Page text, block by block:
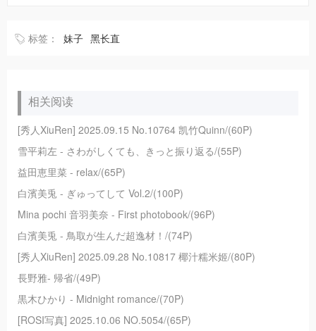
标签： 妹子 黑长直
相关阅读
[秀人XiuRen] 2025.09.15 No.10764 凯竹Quinn/(60P)
雪平莉左 - さわがしくても、きっと振り返る/(55P)
益田恵里菜 - relax/(65P)
白濱美兎 - ぎゅってして Vol.2/(100P)
Mina pochi 音羽美奈 - First photobook/(96P)
白濱美兎 - 鳥取が生んだ超逸材！/(74P)
[秀人XiuRen] 2025.09.28 No.10817 椰汁糯米姬/(80P)
長野雅- 帰省/(49P)
黒木ひかり - Midnight romance/(70P)
[ROSI写真] 2025.10.06 NO.5054/(65P)